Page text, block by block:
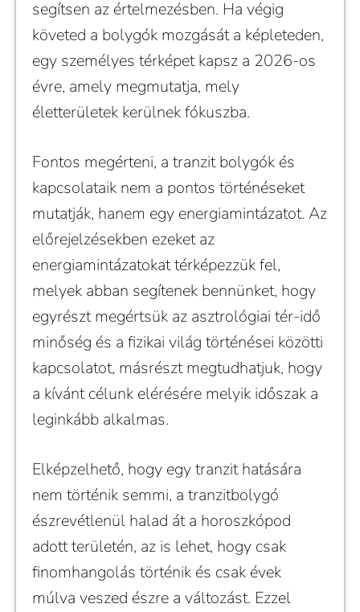
segítsen az értelmezésben. Ha végig
követed a bolygók mozgását a képleteden,
egy személyes térképet kapsz a 2026-os
évre, amely megmutatja, mely
életterületek kerülnek fókuszba.
Fontos megérteni, a tranzit bolygók és
kapcsolataik nem a pontos történéseket
mutatják, hanem egy energiamintázatot. Az
előrejelzésekben ezeket az
energiamintázatokat térképezzük fel,
melyek abban segítenek bennünket, hogy
egyrészt megértsük az asztrológiai tér-idő
minőség és a fizikai világ történései közötti
kapcsolatot, másrészt megtudhatjuk, hogy
a kívánt célunk elérésére melyik időszak a
leginkább alkalmas.
Elképzelhető, hogy egy tranzit hatására
nem történik semmi, a tranzitbolygó
észrevétlenül halad át a horoszkópod
adott területén, az is lehet, hogy csak
finomhangolás történik és csak évek
múlva veszed észre a változást. Ezzel